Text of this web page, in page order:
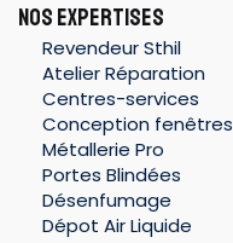
NOS EXPERTISES
Revendeur Sthil
Atelier Réparation
Centres-services
Conception fenêtres
Métallerie Pro
Portes Blindées
Désenfumage
Dépot Air Liquide